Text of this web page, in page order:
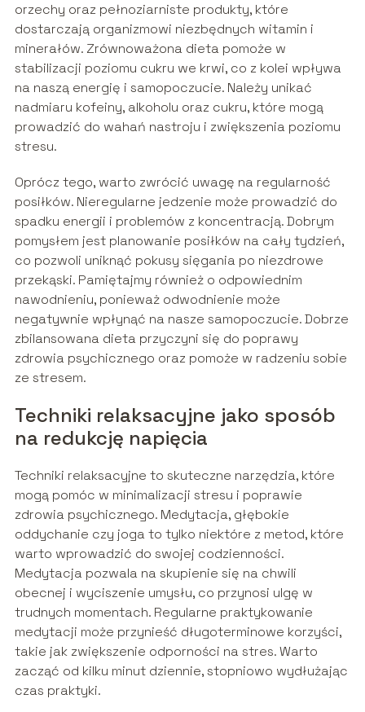
orzechy oraz pełnoziarniste produkty, które
dostarczają organizmowi niezbędnych witamin i
minerałów. Zrównoważona dieta pomoże w
stabilizacji poziomu cukru we krwi, co z kolei wpływa
na naszą energię i samopoczucie. Należy unikać
nadmiaru kofeiny, alkoholu oraz cukru, które mogą
prowadzić do wahań nastroju i zwiększenia poziomu
stresu.
Oprócz tego, warto zwrócić uwagę na regularność
posiłków. Nieregularne jedzenie może prowadzić do
spadku energii i problemów z koncentracją. Dobrym
pomysłem jest planowanie posiłków na cały tydzień,
co pozwoli uniknąć pokusy sięgania po niezdrowe
przekąski. Pamiętajmy również o odpowiednim
nawodnieniu, ponieważ odwodnienie może
negatywnie wpłynąć na nasze samopoczucie. Dobrze
zbilansowana dieta przyczyni się do poprawy
zdrowia psychicznego oraz pomoże w radzeniu sobie
ze stresem.
Techniki relaksacyjne jako sposób
na redukcję napięcia
Techniki relaksacyjne to skuteczne narzędzia, które
mogą pomóc w minimalizacji stresu i poprawie
zdrowia psychicznego. Medytacja, głębokie
oddychanie czy joga to tylko niektóre z metod, które
warto wprowadzić do swojej codzienności.
Medytacja pozwala na skupienie się na chwili
obecnej i wyciszenie umysłu, co przynosi ulgę w
trudnych momentach. Regularne praktykowanie
medytacji może przynieść długoterminowe korzyści,
takie jak zwiększenie odporności na stres. Warto
zacząć od kilku minut dziennie, stopniowo wydłużając
czas praktyki.